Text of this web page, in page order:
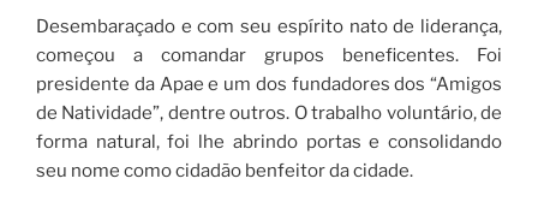
Desembaraçado e com seu espírito nato de liderança,
começou a comandar grupos beneficentes. Foi
presidente da Apae e um dos fundadores dos “Amigos
de Natividade”, dentre outros. O trabalho voluntário, de
forma natural, foi lhe abrindo portas e consolidando
seu nome como cidadão benfeitor da cidade.